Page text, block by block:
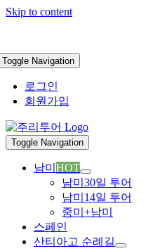
Skip to content
Toggle Navigation
로그인
회원가입
Toggle Navigation
남미 HOT
남미30일 투어
남미14일 투어
중미+남미
스페인
산티아고 순례길